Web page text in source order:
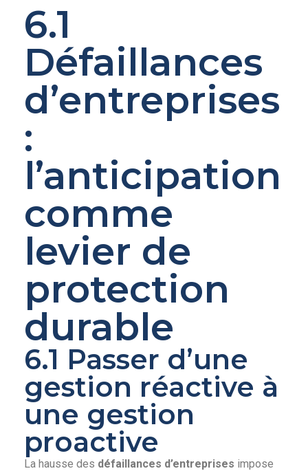
6.1
Défaillances
d’entreprises
:
l’anticipation
comme
levier de
protection
durable
6.1 Passer d’une
gestion réactive à
une gestion
proactive
La hausse des défaillances d’entreprises impose